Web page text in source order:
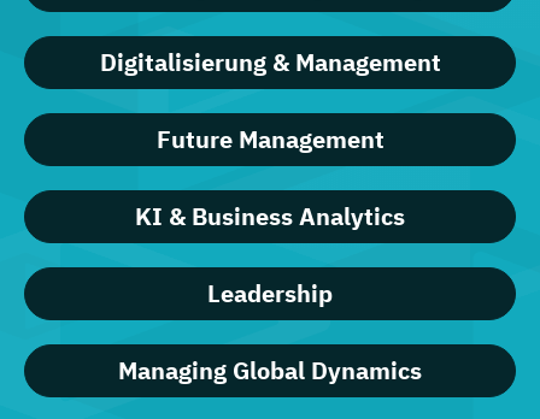
Digitalisierung & Management
Future Management
KI & Business Analytics
Leadership
Managing Global Dynamics